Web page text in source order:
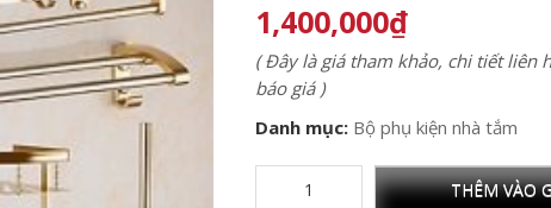
1,400,000₫
( Đây là giá tham khảo, chi tiết liên
báo giá )
Danh mục: Bộ phụ kiện nhà tắm
THÊM VÀO